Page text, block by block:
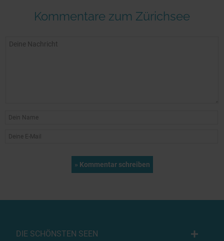
Kommentare zum Zürichsee
DIE SCHÖNSTEN SEEN